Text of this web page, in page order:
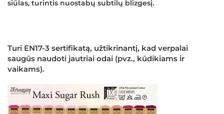
siūlas, turintis nuostabų subtilų blizgesį.
Turi EN17-3 sertifikatą, užtikrinantį, kad verpalai
saugūs naudoti jautriai odai (pvz., kūdikiams ir
vaikams).